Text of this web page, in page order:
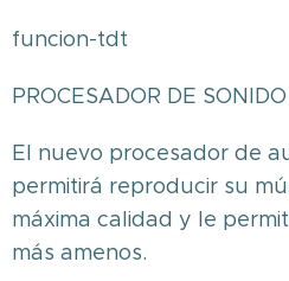
funcion-tdt
PROCESADOR DE
El nuevo procesador de
permitirá reproducir su
máxima calidad y le
más amenos.